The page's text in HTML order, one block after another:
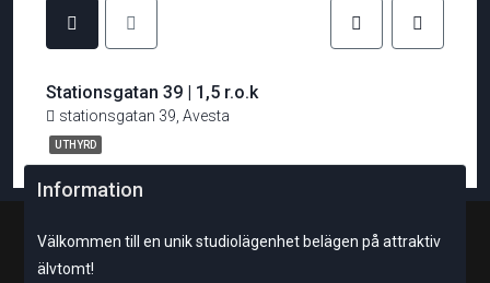
Stationsgatan 39 | 1,5 r.o.k
stationsgatan 39, Avesta
UTHYRD
Information
Välkommen till en unik studiolägenhet belägen på attraktiv
älvtomt!